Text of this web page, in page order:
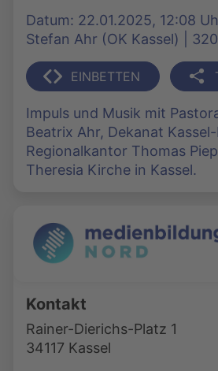
Datum: 22.01.2025, 12:08
Stefan Ahr (OK Kassel) |
EINBETTEN
Impuls und Musik mit
Beatrix Ahr, Dekanat
Regionalkantor Thomas
Theresia Kirche in Kassel.
Kontakt
Rainer-Dierichs-Platz 1
34117 Kassel